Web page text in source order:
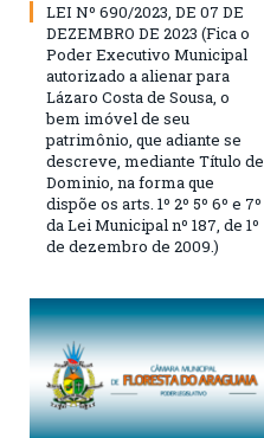
LEI Nº 690/2023, DE 07 DE
DEZEMBRO DE 2023 (Fica o
Poder Executivo Municipal
autorizado a alienar para
Lázaro Costa de Sousa, o
bem imóvel de seu
patrimônio, que adiante se
descreve, mediante Título de
Dominio, na forma que
dispõe os arts. 1º 2º 5º 6º e 7º
da Lei Municipal nº 187, de 1º
de dezembro de 2009.)